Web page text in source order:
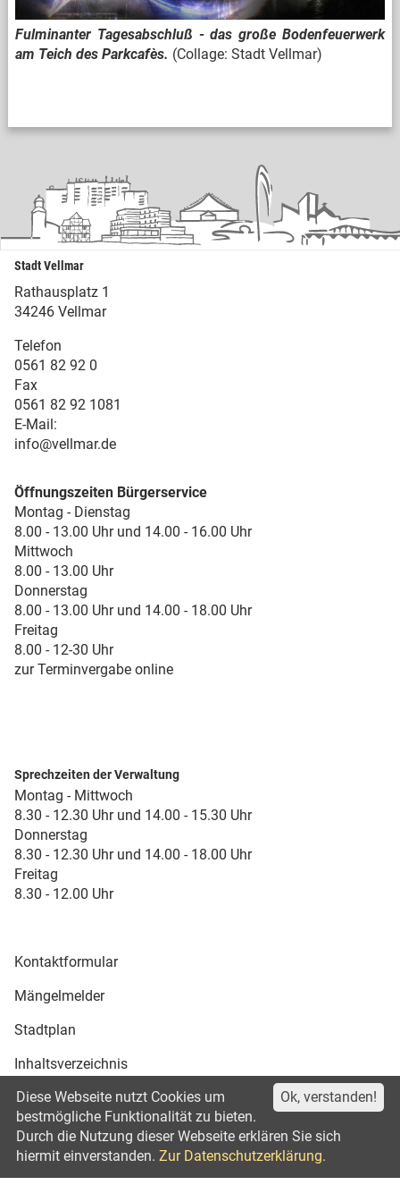
Fulminanter Tagesabschluß - das große Bodenfeuerwerk
am Teich des Parkcafès. (Collage: Stadt Vellmar)
Stadt Vellmar
Rathausplatz 1
34246 Vellmar
Telefon
0561 82 92 0
Fax
0561 82 92 1081
E-Mail:
info@vellmar.de
Öffnungszeiten Bürgerservice
Montag - Dienstag
8.00 - 13.00 Uhr und 14.00 - 16.00 Uhr
Mittwoch
8.00 - 13.00 Uhr
Donnerstag
8.00 - 13.00 Uhr und 14.00 - 18.00 Uhr
Freitag
8.00 - 12-30 Uhr
zur Terminvergabe online
Sprechzeiten der Verwaltung
Montag - Mittwoch
8.30 - 12.30 Uhr und 14.00 - 15.30 Uhr
Donnerstag
8.30 - 12.30 Uhr und 14.00 - 18.00 Uhr
Freitag
8.30 - 12.00 Uhr
Kontaktformular
Mängelmelder
Stadtplan
Inhaltsverzeichnis
Druckansicht
©2021
Impressum
Datenschutz
Erklärung zur Barrierefreiheit
Ok, verstanden!
Diese Webseite nutzt Cookies um
bestmögliche Funktionalität zu bieten.
Durch die Nutzung dieser Webseite erklären Sie sich
hiermit einverstanden. Zur Datenschutzerklärung.